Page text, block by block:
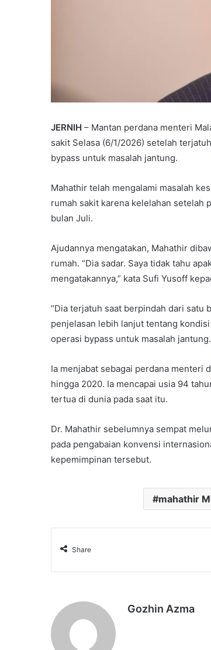
JERNIH – Mantan perdana menteri
sakit Selasa (6/1/2026) setelah
bypass untuk masalah jantung.
Mahathir telah mengalami masalah
rumah sakit karena kelelahan setelah
bulan Juli.
Ajudannya mengatakan, Mahathir
rumah. “Dia sadar. Saya tidak tahu
mengatakannya,” kata Sufi Yusoff
“Dia terjatuh saat berpindah dari satu
penjelasan lebih lanjut tentang
operasi bypass untuk masalah jantung.
Ia menjabat sebagai perdana menteri
hingga 2020. Ia mencapai usia 94
tertua di dunia pada saat itu.
Dr. Mahathir sebelumnya sempat
pada pengabaian konvensi
kepemimpinan tersebut.
mahathir
Share
Gozhin Azma